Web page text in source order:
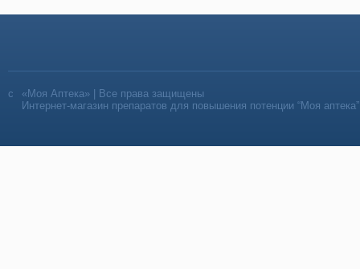
«Моя Аптека» | Все права защищены
Интернет-магазин препаратов для повышения потенции “Моя